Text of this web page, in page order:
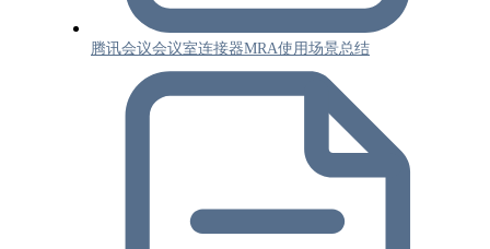
腾讯会议会议室连接器MRA使用场景总结